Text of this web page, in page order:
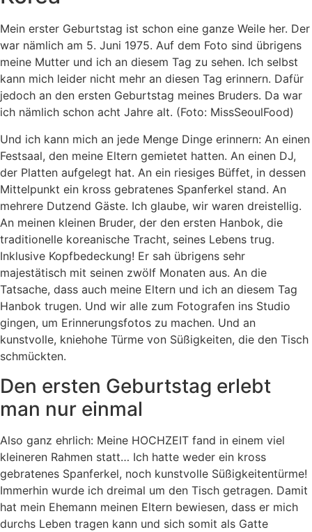
Mein erster Geburtstag ist schon eine ganze Weile her. Der
war nämlich am 5. Juni 1975. Auf dem Foto sind übrigens
meine Mutter und ich an diesem Tag zu sehen. Ich selbst
kann mich leider nicht mehr an diesen Tag erinnern. Dafür
jedoch an den ersten Geburtstag meines Bruders. Da war
ich nämlich schon acht Jahre alt. (Foto: MissSeoulFood)
Und ich kann mich an jede Menge Dinge erinnern: An einen
Festsaal, den meine Eltern gemietet hatten. An einen DJ,
der Platten aufgelegt hat. An ein riesiges Büffet, in dessen
Mittelpunkt ein kross gebratenes Spanferkel stand. An
mehrere Dutzend Gäste. Ich glaube, wir waren dreistellig.
An meinen kleinen Bruder, der den ersten Hanbok, die
traditionelle koreanische Tracht, seines Lebens trug.
Inklusive Kopfbedeckung! Er sah übrigens sehr
majestätisch mit seinen zwölf Monaten aus. An die
Tatsache, dass auch meine Eltern und ich an diesem Tag
Hanbok trugen. Und wir alle zum Fotografen ins Studio
gingen, um Erinnerungsfotos zu machen. Und an
kunstvolle, kniehohe Türme von Süßigkeiten, die den Tisch
schmückten.
Den ersten Geburtstag erlebt
man nur einmal
Also ganz ehrlich: Meine HOCHZEIT fand in einem viel
kleineren Rahmen statt… Ich hatte weder ein kross
gebratenes Spanferkel, noch kunstvolle Süßigkeitentürme!
Immerhin wurde ich dreimal um den Tisch getragen. Damit
hat mein Ehemann meinen Eltern bewiesen, dass er mich
durchs Leben tragen kann und sich somit als Gatte